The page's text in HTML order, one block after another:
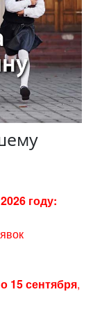
году:
15 сентября,